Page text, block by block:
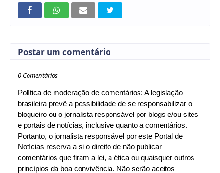
Postar um comentário
0 Comentários
Política de moderação de comentários: A legislação
brasileira prevê a possibilidade de se responsabilizar o
blogueiro ou o jornalista responsável por blogs e/ou sites
e portais de notícias, inclusive quanto a comentários.
Portanto, o jornalista responsável por este Portal de
Notícias reserva a si o direito de não publicar
comentários que firam a lei, a ética ou quaisquer outros
princípios da boa convivência. Não serão aceitos